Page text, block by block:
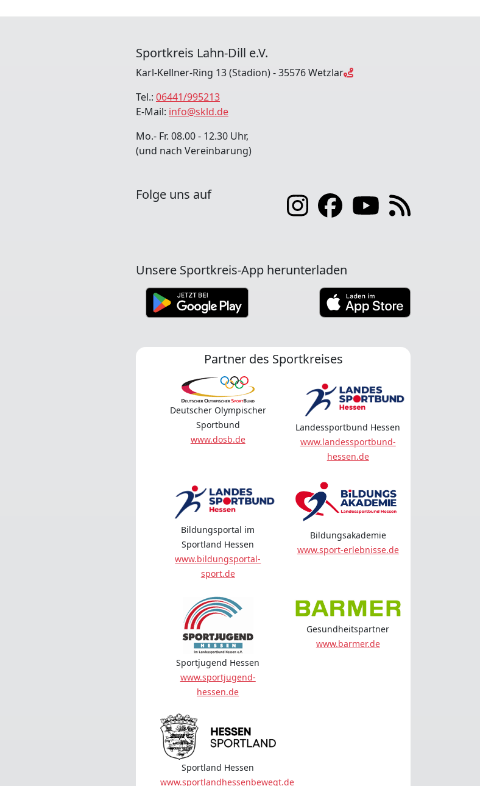
Sportkreis Lahn-Dill e.V.
Karl-Kellner-Ring 13 (Stadion) - 35576 Wetzlar
Tel.: 06441/995213
E-Mail: info@skld.de
Mo.- Fr. 08.00 - 12.30 Uhr,
(und nach Vereinbarung)
Folge uns auf
Unsere Sportkreis-App herunterladen
Partner des Sportkreises
Deutscher Olympischer
Sportbund
www.dosb.de
Landessportbund Hessen
www.landessportbund-
hessen.de
Bildungsportal im
Sportland Hessen
www.bildungsportal-
sport.de
Bildungsakademie
www.sport-erlebnisse.de
Sportjugend Hessen
www.sportjugend-
hessen.de
Gesundheitspartner
www.barmer.de
Sportland Hessen
www.sportlandhessenbewegt.de